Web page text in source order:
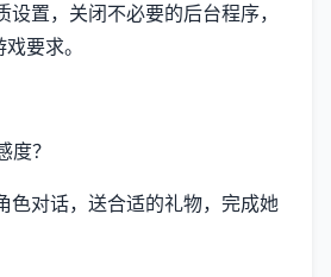
置，关闭不必要的后台程序，
要求。
度？
色对话，送合适的礼物，完成她